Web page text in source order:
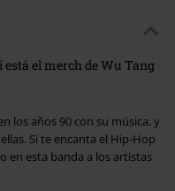
está el merch de Wu Tang
los años 90 con su música, y
Si te encanta el Hip-Hop
en esta banda a los artistas